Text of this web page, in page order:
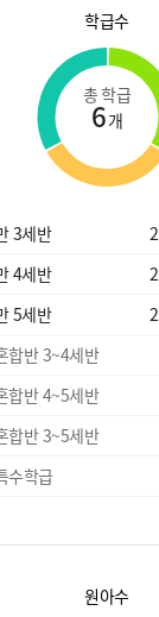
학급수
총 학급
6개
3세반 2
4세반
2
5세반
2
합반 3~4세반
합반 4~5세반
합반 3~5세반
수학급
원아수